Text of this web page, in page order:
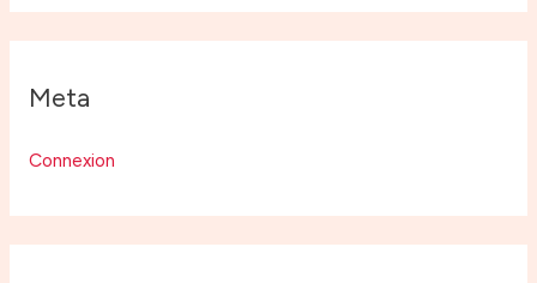
Meta
Connexion